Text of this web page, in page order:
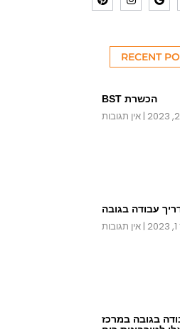
RECENT
הכשרת BST
אין תגובות
עבודה בגובה
אין תגובות
בגובה במרכז